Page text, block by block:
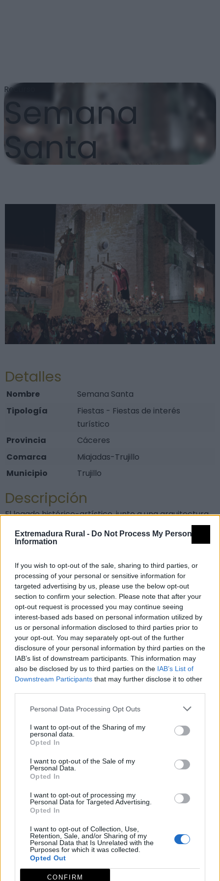
Extremadura Rural - Do Not Process My Personal
Information
If you wish to opt-out of the sale, sharing to third parties, or
processing of your personal or sensitive information for
targeted advertising by us, please use the below opt-out
section to confirm your selection. Please note that after your
opt-out request is processed you may continue seeing
interest-based ads based on personal information utilized by
us or personal information disclosed to third parties prior to
your opt-out. You may separately opt-out of the further
disclosure of your personal information by third parties on the
IAB’s list of downstream participants. This information may
also be disclosed by us to third parties on the IAB’s List of
Downstream Participants that may further disclose it to other
Personal Data Processing Opt Outs
I want to opt-out of the Sharing of my
personal data.
Opted In
I want to opt-out of the Sale of my
Personal Data.
Opted In
I want to opt-out of processing my
Personal Data for Targeted Advertising.
Opted In
I want to opt-out of Collection, Use,
Retention, Sale, and/or Sharing of my
Personal Data that Is Unrelated with the
Purposes for which it was collected.
Opted Out
CONFIRM
Recurso
Semana
Santa
Detalles
Nombre
Semana Santa
Tipología
Fiestas - Fiestas de interés
turístico
Provincia
Cáceres
Comarca
Miajadas-Trujillo
Municipio
Trujillo
Descripción
El legado histórico-artístico, junto a una arquitectura
tanto civil como religiosa muy notable, hacen de
Trujillo un marco incomparable donde se desarrollan
bella conjunción que proporciona el casco histórico
de la ciudad junto a tallas de madera de gran belleza
lo que confiere a la Semana Santa trujillana una
especial seña de identidad que conmueve y emociona
al visitante.
Una Semana Santa con identidad propia, que cuenta
con el reconocimiento de fiesta de Interés Turístico
de Extremadura, y que recibe cada año a visitantes
tanto nacionales como internacionales.
Unos desfiles procesionales que se desarrollan por
historia, y que cuentan por una gran implicación por
parte de los ciudadanos.
Las procesiones comienzan con la entrada triunfal de
semana de la pasión de Cristo en la localidad
cacereña. No debes perderte las salidas y entradas
de los pasos en sus templos, así como el desfile de las
procesiones Magnas de Jueves y Viernes Santo por la
El Vía Crucis Penitencial del Lunes Santo por la Villa
Medieval y la procesión del Silencio en la madrugada
del Sábado Santo son también algunos de los
momentos relevantes de la Semana Santa de Trujillo,